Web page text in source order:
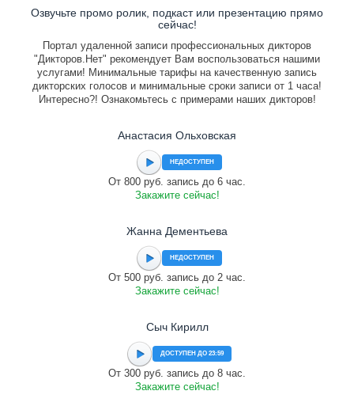
Озвучьте промо ролик, подкаст или презентацию прямо
сейчас!
Портал удаленной записи профессиональных дикторов
"Дикторов.Нет" рекомендует Вам воспользоваться нашими
услугами! Минимальные тарифы на качественную запись
дикторских голосов и минимальные сроки записи от 1 часа!
Интересно?! Ознакомьтесь с примерами наших дикторов!
Анастасия Ольховская
НЕДОСТУПЕН
От 800 руб. запись до 6 час.
Закажите сейчас!
Жанна Дементьева
НЕДОСТУПЕН
От 500 руб. запись до 2 час.
Закажите сейчас!
Сыч Кирилл
ДОСТУПЕН ДО 23:59
От 300 руб. запись до 8 час.
Закажите сейчас!